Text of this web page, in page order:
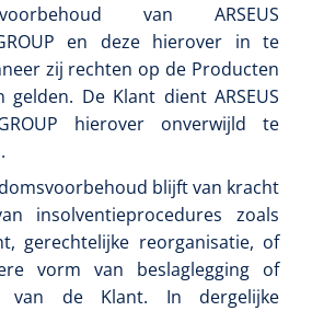
1539440
- 15 x 9 cm - 1 x 25 st
van ARSEUS
en deze hierover in te
zij rechten op de Producten
gelden. De Klant dient ARSEUS
hierover onverwijld te
blijft van kracht
insolventieprocedures zoals
gerechtelijke reorganisatie, of
vorm van beslaglegging of
van de Klant. In dergelijke